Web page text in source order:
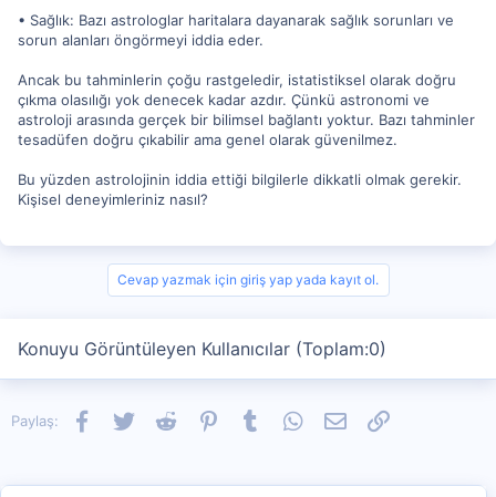
• Sağlık: Bazı astrologlar haritalara dayanarak sağlık sorunları ve
sorun alanları öngörmeyi iddia eder.
Ancak bu tahminlerin çoğu rastgeledir, istatistiksel olarak doğru
çıkma olasılığı yok denecek kadar azdır. Çünkü astronomi ve
astroloji arasında gerçek bir bilimsel bağlantı yoktur. Bazı tahminler
tesadüfen doğru çıkabilir ama genel olarak güvenilmez.
Bu yüzden astrolojinin iddia ettiği bilgilerle dikkatli olmak gerekir.
Kişisel deneyimleriniz nasıl?
Cevap yazmak için giriş yap yada kayıt ol.
Konuyu Görüntüleyen Kullanıcılar (Toplam:0)
Paylaş: Facebook
TwitterReddit PinterestTumblrWhatsApp
E-postaLink